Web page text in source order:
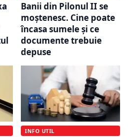
Banii din Pilonul II se
moștenesc. Cine poate
încasa sumele și ce
documente trebuie
depuse
INFO UTIL